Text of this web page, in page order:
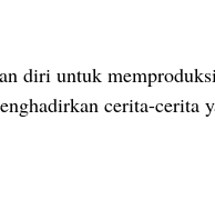
diri untuk
cerita-cerita